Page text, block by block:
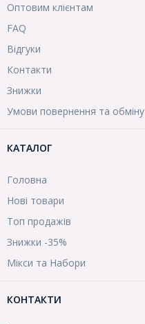
Оптовим клієнтам
FAQ
Відгуки
Контакти
Знижки
Умови повернення та обміну
КАТАЛОГ
Головна
Нові товари
Топ продажів
Знижки -35%
Мікси та Набори
КОНТАКТИ